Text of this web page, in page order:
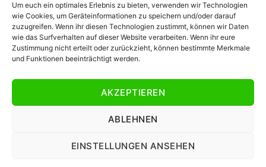
Um euch ein optimales Erlebnis zu bieten, verwenden wir Technologien
wie Cookies, um Geräteinformationen zu speichern und/oder darauf
zuzugreifen. Wenn ihr diesen Technologien zustimmt, können wir Daten
wie das Surfverhalten auf dieser Website verarbeiten. Wenn ihr eure
Zustimmung nicht erteilt oder zurückzieht, können bestimmte Merkmale
und Funktionen beeinträchtigt werden.
AKZEPTIEREN
ABLEHNEN
EINSTELLUNGEN ANSEHEN
Unser Archiv
Kurze Fuffzehn
Beiträge 2007/2008 bis 2018/2019
Beiträge vor 2007/2008
Datenschutzerklärung